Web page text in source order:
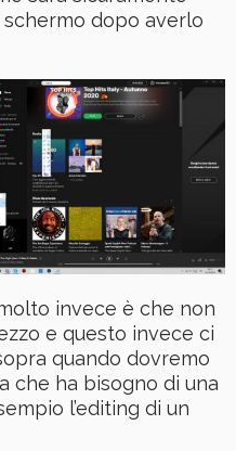
dopo averlo
invece è che non
e questo invece ci
quando dovremo
che ha bisogno di una
l’editing di un